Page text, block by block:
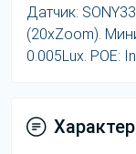
Датчик:
(20xZoom).
0.005Lux. POE: